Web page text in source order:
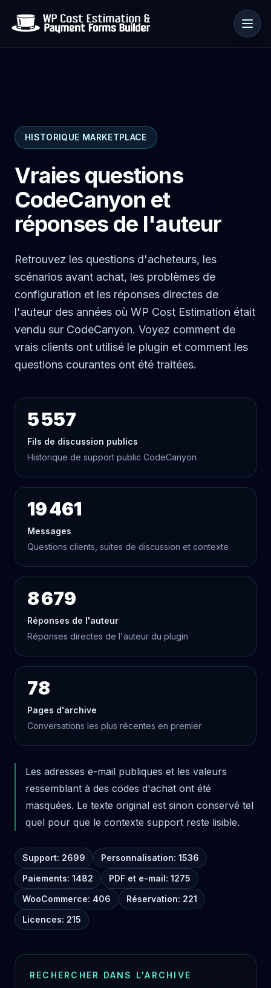
Ressources
🇫🇷
HISTORIQUE MARKETPLACE
Vraies questions
CodeCanyon et
réponses de l'auteur
Retrouvez les questions d'acheteurs, les
scénarios avant achat, les problèmes de
configuration et les réponses directes de
l'auteur des années où WP Cost Estimation était
vendu sur CodeCanyon. Voyez comment de
vrais clients ont utilisé le plugin et comment les
questions courantes ont été traitées.
5 557
Fils de discussion publics
Historique de support public CodeCanyon
19 461
Messages
Questions clients, suites de discussion et contexte
8 679
Réponses de l'auteur
Réponses directes de l'auteur du plugin
78
Pages d'archive
Conversations les plus récentes en premier
Les adresses e-mail publiques et les valeurs
ressemblant à des codes d'achat ont été
masquées. Le texte original est sinon conservé tel
quel pour que le contexte support reste lisible.
Support: 2699
Personnalisation: 1536
Paiements: 1482
PDF et e-mail: 1275
WooCommerce: 406
Réservation: 221
Licences: 215
RECHERCHER DANS L'ARCHIVE